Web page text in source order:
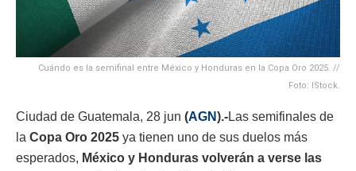
Cuándo es la semifinal entre México y Honduras en la Copa Oro 2025. //
Foto: IStock.
Ciudad de Guatemala, 28 jun (AGN).-Las semifinales de
la Copa Oro 2025 ya tienen uno de sus duelos más
esperados, México y Honduras volverán a verse las